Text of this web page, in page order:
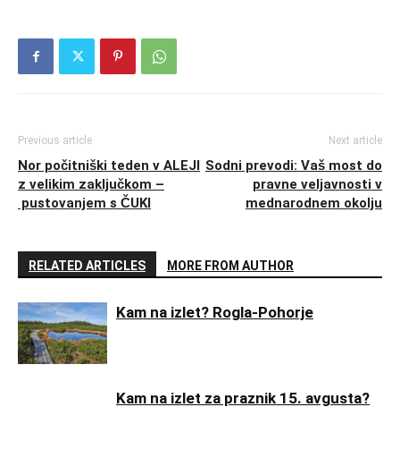
Previous article
Nor počitniški teden v ALEJI
z velikim zaključkom –
pustovanjem s ČUKI
Next article
Sodni prevodi: Vaš most do
pravne veljavnosti v
mednarodnem okolju
RELATED ARTICLES MORE FROM AUTHOR
Kam na izlet? Rogla-Pohorje
Kam na izlet za praznik 15. avgusta?